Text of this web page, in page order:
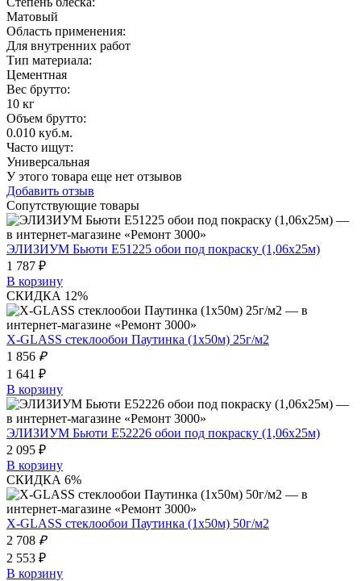
Матовый
Область применения:
Для внутренних работ
Тип материала:
Цементная
Вес брутто:
10 кг
Объем брутто:
0.010 куб.м.
Часто ищут:
Универсальная
У этого товара еще нет отзывов
Добавить отзыв
Сопутствующие товары
ЭЛИЗИУМ Бьюти Е51225 обои под покраску (1,06х25м)
1 787 ₽
В корзину
СКИДКА 12%
Х-GLASS стеклообои Паутинка (1х50м) 25г/м2
1 856 ₽
1 641 ₽
В корзину
ЭЛИЗИУМ Бьюти Е52226 обои под покраску (1,06х25м)
2 095 ₽
В корзину
СКИДКА 6%
Х-GLASS стеклообои Паутинка (1х50м) 50г/м2
2 708 ₽
2 553 ₽
В корзину